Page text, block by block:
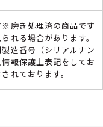
磨き処理済の商品です
れる場合があります。
造番号（シリアルナン
報保護上表記をしてお
れております。